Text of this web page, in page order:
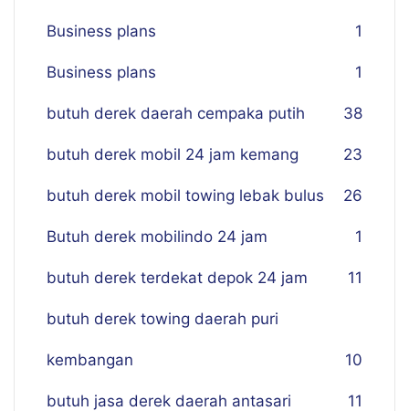
Business plans 1
Business plans 1
butuh derek daerah cempaka putih 38
butuh derek mobil 24 jam kemang 23
butuh derek mobil towing lebak bulus 26
Butuh derek mobilindo 24 jam 1
butuh derek terdekat depok 24 jam 11
butuh derek towing daerah puri
kembangan 10
butuh jasa derek daerah antasari 11